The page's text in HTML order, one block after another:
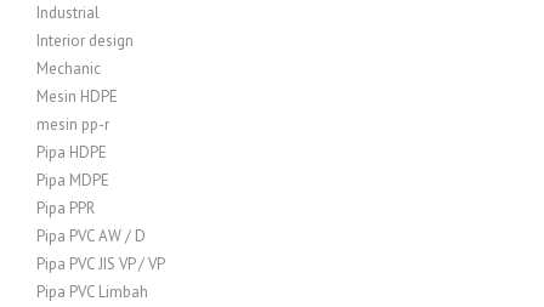
Industrial
Interior design
Mechanic
Mesin HDPE
mesin pp-r
Pipa HDPE
Pipa MDPE
Pipa PPR
Pipa PVC AW / D
Pipa PVC JIS VP / VP
Pipa PVC Limbah